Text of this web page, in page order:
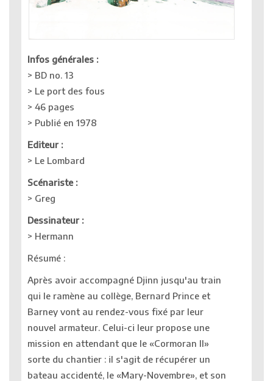
Infos générales :
> BD no. 13
> Le port des fous
> 46 pages
> Publié en 1978
Editeur :
> Le Lombard
Scénariste :
> Greg
Dessinateur :
> Hermann
Résumé :
Après avoir accompagné Djinn jusqu'au train
qui le ramène au collège, Bernard Prince et
Barney vont au rendez-vous fixé par leur
nouvel armateur. Celui-ci leur propose une
mission en attendant que le «Cormoran II»
sorte du chantier : il s'agit de récupérer un
bateau accidenté, le «Mary-Novembre», et son